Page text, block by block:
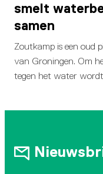
smelt
samen
Zoutkamp is een oud
van Groningen. Om
tegen het water